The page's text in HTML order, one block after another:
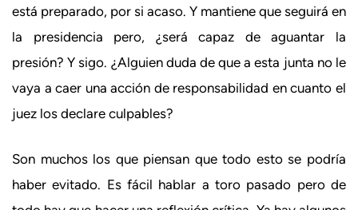
está preparado, por si acaso. Y mantiene que seguirá en
la presidencia pero, ¿será capaz de aguantar la
presión? Y sigo. ¿Alguien duda de que a esta junta no le
vaya a caer una acción de responsabilidad en cuanto el
juez los declare culpables?
Son muchos los que piensan que todo esto se podría
haber evitado. Es fácil hablar a toro pasado pero de